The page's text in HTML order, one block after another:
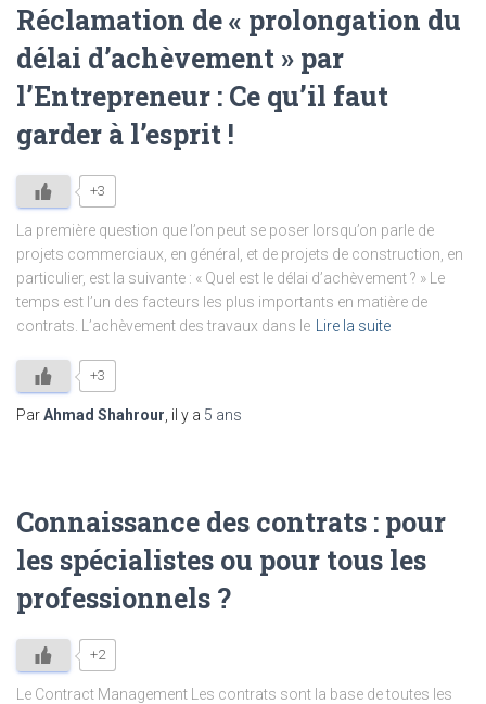
Réclamation de « prolongation du
délai d’achèvement » par
l’Entrepreneur : Ce qu’il faut
garder à l’esprit !
+3
La première question que l’on peut se poser lorsqu’on parle de
projets commerciaux, en général, et de projets de construction, en
particulier, est la suivante : « Quel est le délai d’achèvement ? » Le
temps est l’un des facteurs les plus importants en matière de
contrats. L’achèvement des travaux dans le
Lire la suite
+3
ParAhmad Shahrour , il y a 5 ans
Connaissance des contrats : pour
les spécialistes ou pour tous les
professionnels ?
+2
Le Contract Management Les contrats sont la base de toutes les